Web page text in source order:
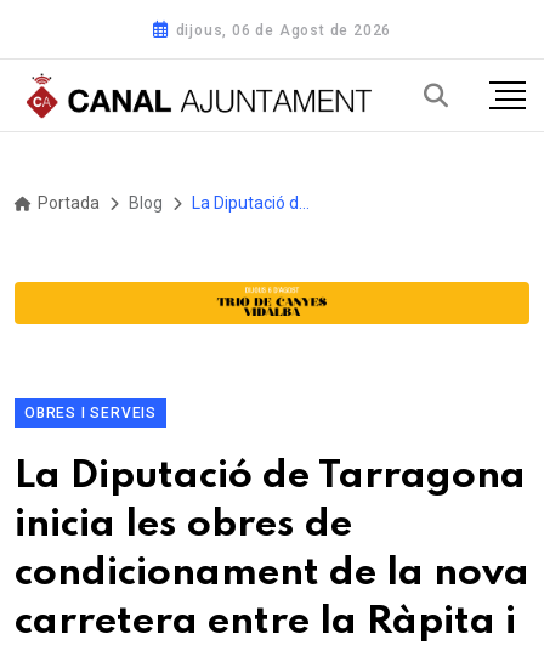
dijous, 06 de Agost de 2026
Portada Blog
OBRES I SERVEIS
La Diputació de Tarragona
inicia les obres de
condicionament de la nova
carretera entre la Ràpita i